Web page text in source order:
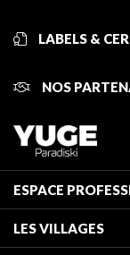
LABELS &
NOS
ESPACE
Classement des
LES VILLAGES